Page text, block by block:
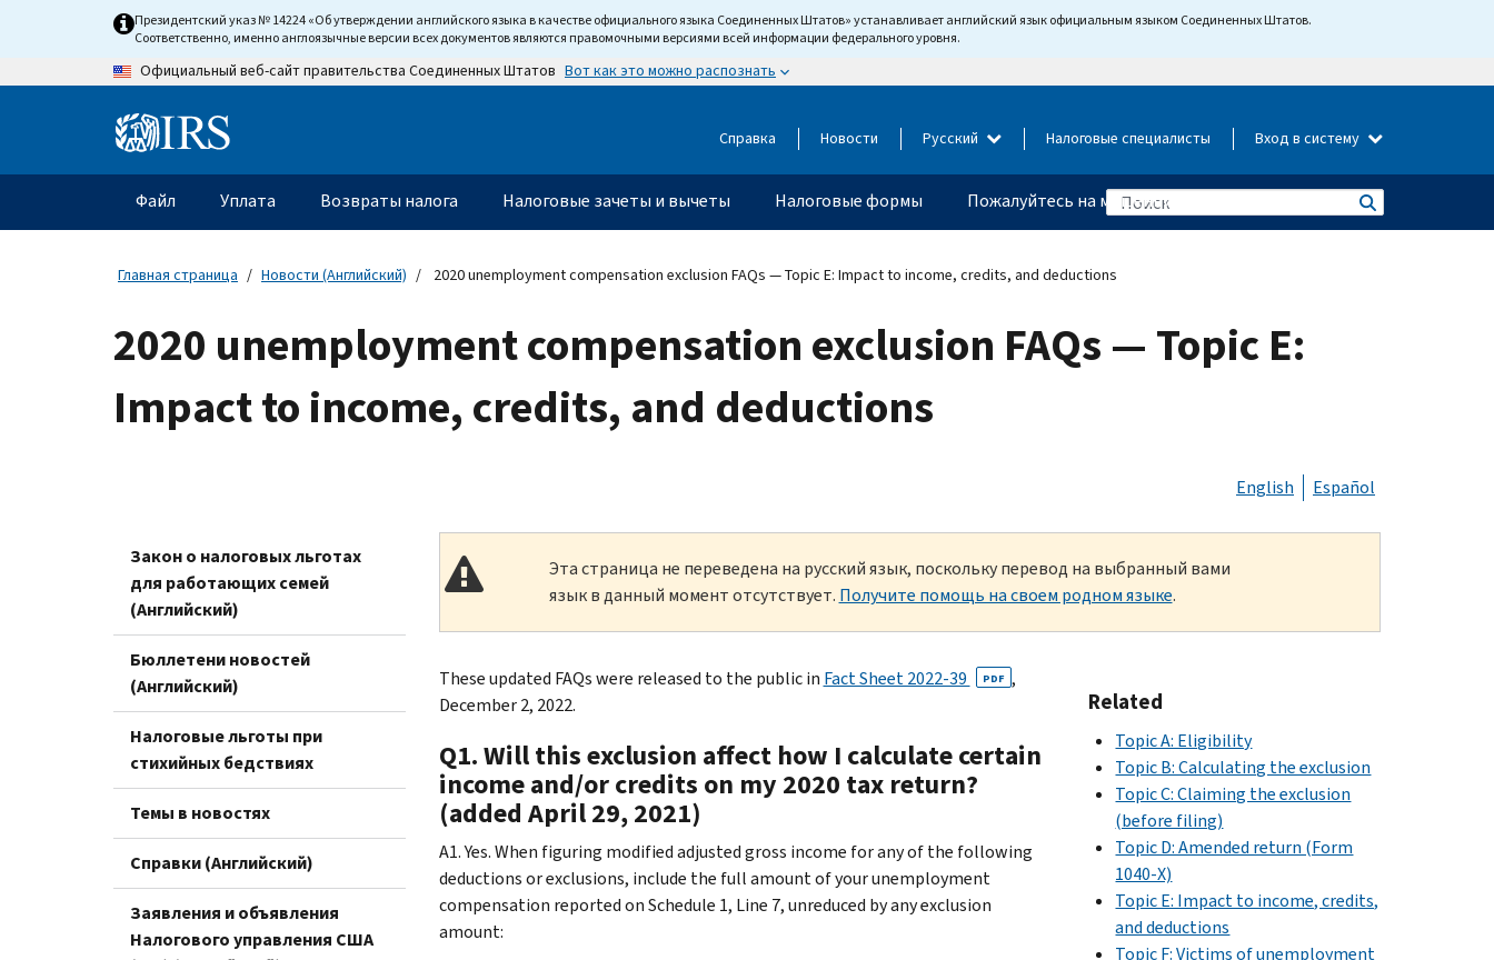
content
Президентский указ № 14224 «Об утверждении английского языка в качестве официального языка Соединенных Штатов» устанавливает английский язык официальным языком Соединенных Штатов.
Соответственно, именно англоязычные версии всех документов являются правомочными версиями всей информации федерального уровня.
Официальный веб-сайт правительства Соединенных Штатов Вот как это можно распознать
Information Справка Новости Русский Налоговые специалисты Вход в систему
Главное
меню
Файл Уплата Возвраты налога Налоговые зачеты и вычеты Налоговые формы Пожалуйтесь на мошенничество
Главная страница Новости (Английский) 2020 unemployment compensation exclusion FAQs — Topic E: Impact to income, credits, and deductions
2020 unemployment compensation exclusion FAQs — Topic E:
Impact to income, credits, and deductions
English Español
Закон о налоговых льготах
для работающих семей
(Английский)
Бюллетени новостей
(Английский)
Налоговые льготы при
стихийных бедствиях
Темы в новостях
Справки (Английский)
Заявления и объявления
Налогового управления США
Эта страница не переведена на русский язык, поскольку перевод на выбранный вами
язык в данный момент отсутствует. Получите помощь на своем родном языке.
These updated FAQs were released to the public in Fact Sheet 2022-39 PDF ,
December 2, 2022.
Q1. Will this exclusion affect how I calculate certain
income and/or credits on my 2020 tax return?
(added April 29, 2021)
A1. Yes. When figuring modified adjusted gross income for any of the following
deductions or exclusions, include the full amount of your unemployment
compensation reported on Schedule 1, Line 7, unreduced by any exclusion
amount:
Related
Topic A: Eligibility
Topic B: Calculating the exclusion
Topic C: Claiming the exclusion
(before filing)
Topic D: Amended return (Form
1040-X)
Topic E: Impact to income, credits,
and deductions
Topic F: Victims of unemployment